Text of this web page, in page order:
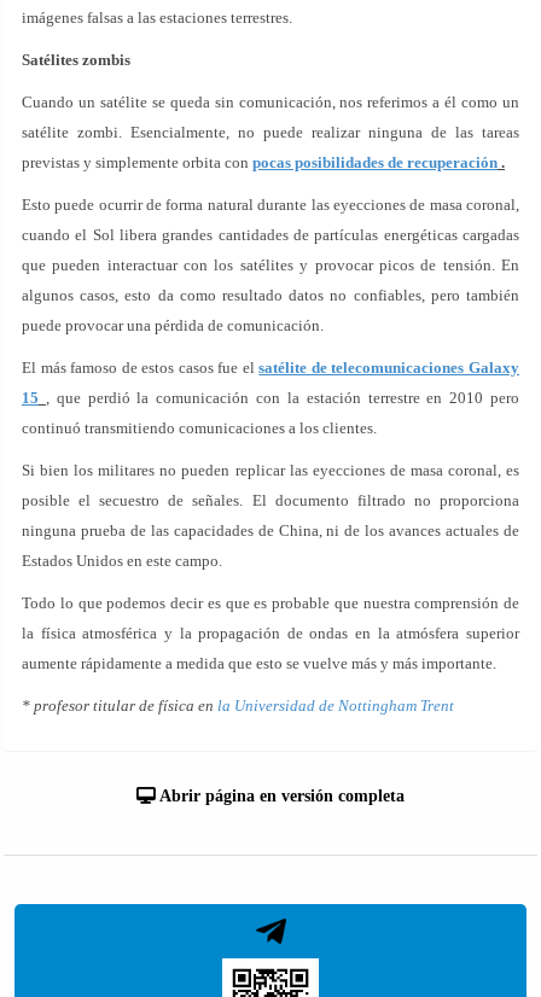
imágenes falsas a las estaciones terrestres.
Satélites zombis
Cuando un satélite se queda sin comunicación, nos referimos a él como un
satélite zombi. Esencialmente, no puede realizar ninguna de las tareas
previstas y simplemente orbita con pocas posibilidades de recuperación .
Esto puede ocurrir de forma natural durante las eyecciones de masa coronal,
cuando el Sol libera grandes cantidades de partículas energéticas cargadas
que pueden interactuar con los satélites y provocar picos de tensión. En
algunos casos, esto da como resultado datos no confiables, pero también
puede provocar una pérdida de comunicación.
El más famoso de estos casos fue elsatélite de telecomunicaciones Galaxy
15 , que perdió la comunicación con la estación terrestre en 2010 pero
continuó transmitiendo comunicaciones a los clientes.
Si bien los militares no pueden replicar las eyecciones de masa coronal, es
posible el secuestro de señales. El documento filtrado no proporciona
ninguna prueba de las capacidades de China, ni de los avances actuales de
Estados Unidos en este campo.
Todo lo que podemos decir es que es probable que nuestra comprensión de
la física atmosférica y la propagación de ondas en la atmósfera superior
aumente rápidamente a medida que esto se vuelve más y más importante.
* profesor titular de física en la Universidad de Nottingham Trent
Abrir página en versión completa